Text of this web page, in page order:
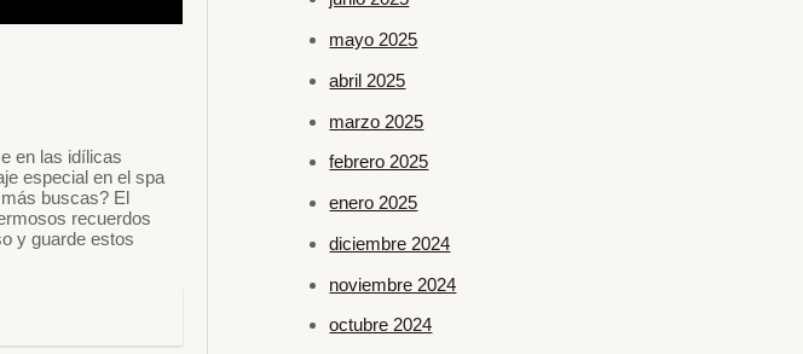
en las idílicas
especial en el spa
buscas? El
recuerdos
y guarde estos
mayo 2025
abril 2025
marzo 2025
febrero 2025
enero 2025
diciembre 2024
noviembre 2024
octubre 2024